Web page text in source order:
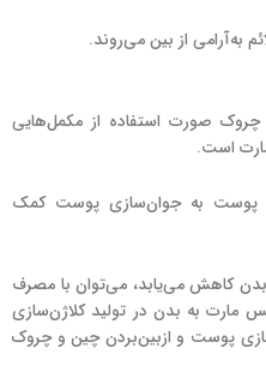
به‌آرامی از بین می‌روند.
صورت استفاده از مکمل‌هایی
است.
پوست به جوان‌سازی پوست کمک
بدن کاهش می‌یابد، می‌توان با مصرف
مارت به بدن در تولید کلاژن‌سازی
پوست و ازبین‌بردن چین و چروک